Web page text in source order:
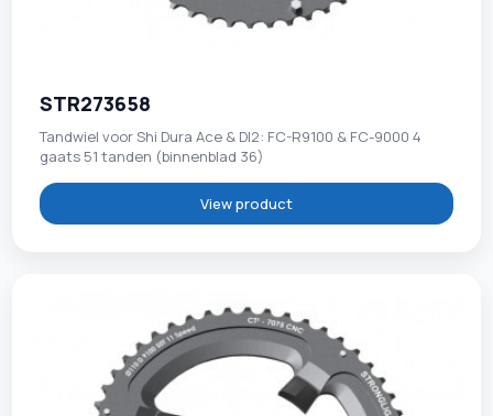
STR273658
Tandwiel voor Shi Dura Ace & DI2: FC-R9100 & FC-9000 4
gaats 51 tanden (binnenblad 36)
View product